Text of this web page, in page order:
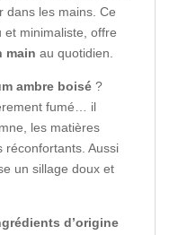
dans les mains. Ce
et minimaliste, offre
main au quotidien.
ambre boisé?
fumé… il
les matières
réconfortants. Aussi
un sillage doux et
d’origine